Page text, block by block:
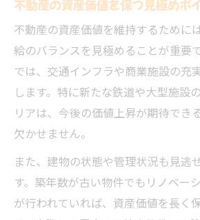
不動産の資産価値を保つ見極めポ
不動産の資産価値を維持するために
給のバランスを見極めることが重要
では、交通インフラや商業施設の充
します。特に新たな鉄道や大型施設
リアは、今後の価値上昇が期待でき
欠かせません。
また、建物の状態や管理状況も見逃
す。築年数が古い物件でもリノベー
が行われていれば、資産価値を長く